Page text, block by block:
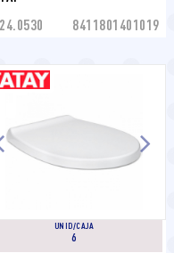
8411801401019
UNID/CAJA
6